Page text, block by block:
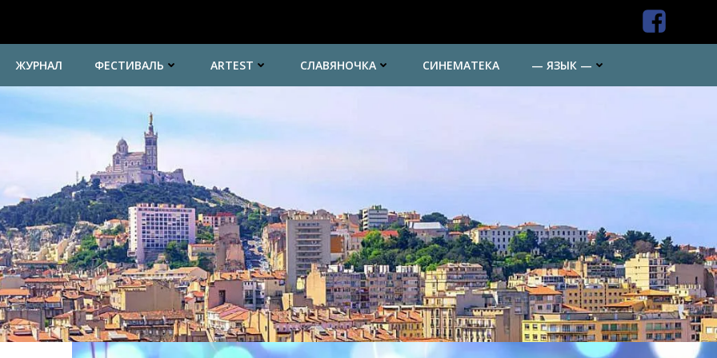
ЖУРНАЛ ФЕСТИВАЛЬ ARTEST СЛАВЯНОЧКА СИНЕМАТЕКА — ЯЗЫК —